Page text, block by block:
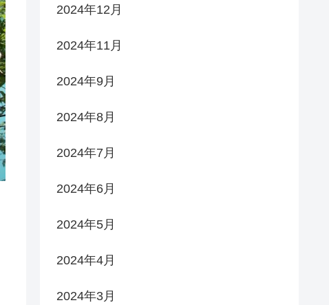
2024年12月
2024年11月
2024年9月
2024年8月
2024年7月
2024年6月
2024年5月
2024年4月
2024年3月